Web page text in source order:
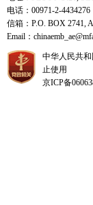
中华人民共
止使用
京ICP备
电话：00971-2-
信箱：P.O. BOX 2741,
Email：